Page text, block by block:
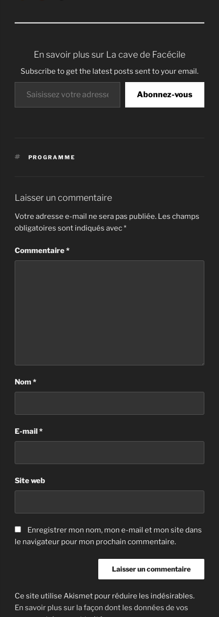
En savoir plus sur La cave de Facécile
Subscribe to get the latest posts sent to your email.
Saisissez votre adresse e-mail…
Abonnez-vous
ÉTIQUETTES
PROGRAMME
Laisser un commentaire
Votre adresse e-mail ne sera pas publiée. Les champs
obligatoires sont indiqués avec*
Commentaire*
Nom*
E-mail *
Site web
Enregistrer mon nom, mon e-mail et mon site dans
le navigateur pour mon prochain commentaire.
Ce site utilise Akismet pour réduire les indésirables.
En savoir plus sur la façon dont les données de vos